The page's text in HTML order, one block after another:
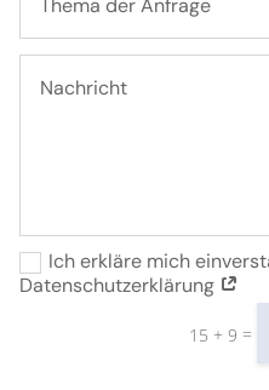
Ich erkläre mich
Datenschutzerklärung
15 + 9 =